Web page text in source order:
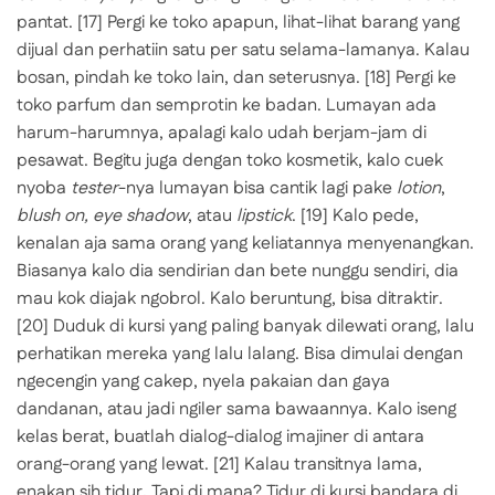
pantat. [17] Pergi ke toko apapun, lihat-lihat barang yang
dijual dan perhatiin satu per satu selama-lamanya. Kalau
bosan, pindah ke toko lain, dan seterusnya. [18] Pergi ke
toko parfum dan semprotin ke badan. Lumayan ada
harum-harumnya, apalagi kalo udah berjam-jam di
pesawat. Begitu juga dengan toko kosmetik, kalo cuek
nyoba tester-nya lumayan bisa cantik lagi pake lotion,
blush on, eye shadow, atau lipstick. [19] Kalo pede,
kenalan aja sama orang yang keliatannya menyenangkan.
Biasanya kalo dia sendirian dan bete nunggu sendiri, dia
mau kok diajak ngobrol. Kalo beruntung, bisa ditraktir.
[20] Duduk di kursi yang paling banyak dilewati orang, lalu
perhatikan mereka yang lalu lalang. Bisa dimulai dengan
ngecengin yang cakep, nyela pakaian dan gaya
dandanan, atau jadi ngiler sama bawaannya. Kalo iseng
kelas berat, buatlah dialog-dialog imajiner di antara
orang-orang yang lewat. [21] Kalau transitnya lama,